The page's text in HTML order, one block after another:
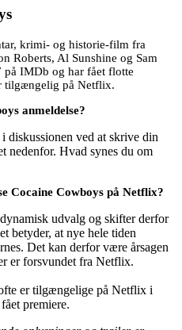
krimi- og historie-film fra
Roberts, Al Sunshine og Sam
IMDb og har fået flotte
tilgængelig på Netflix.
anmeldelse?
diskussionen ved at skrive din
nedenfor. Hvad synes du om
Cocaine Cowboys på Netflix?
udvalg og skifter derfor
betyder, at nye hele tiden
Det kan derfor være årsagen
er forsvundet fra Netflix.
er tilgængelige på Netflix i
premiere.